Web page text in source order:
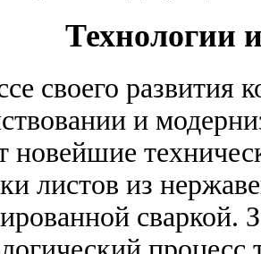
Технологии
своего развития
и
новейшие
листов из